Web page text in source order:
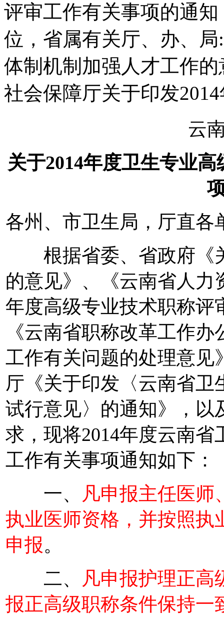
评审工作有关事项的通
位，省属有关厅、办、
体制机制加强人才工作
社会保障厅关于印发
云
关于2014年度卫生专业
各州、市卫生局，厅直各
根据省委、省政府《
的意见》、《云南省人力
年度高级专业技术职称评
《云南省职称改革工作
工作有关问题的处理意见
厅《关于印发〈云南省
试行意见〉的通知》，以
求，现将2014年度云南
工作有关事项通知如下：
一、
凡申报主任医师
执业医师资格，并按照执
申报。
二、
凡申报护理正高
报正高级职称条件保持一